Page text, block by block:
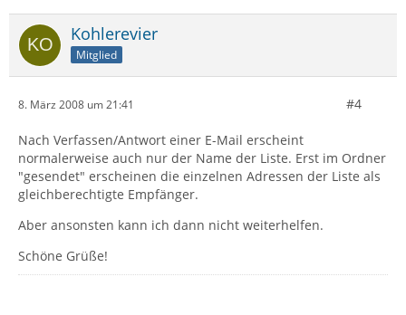
Kohlerevier
Mitglied
8. März 2008 um 21:41 #4
Nach Verfassen/Antwort einer E-Mail erscheint
normalerweise auch nur der Name der Liste. Erst im Ordner
"gesendet" erscheinen die einzelnen Adressen der Liste als
gleichberechtigte Empfänger.
Aber ansonsten kann ich dann nicht weiterhelfen.
Schöne Grüße!